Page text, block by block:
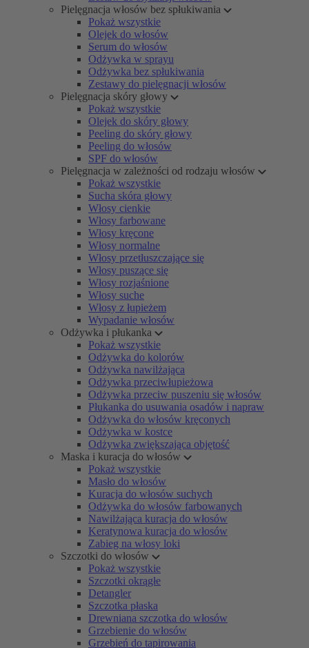
Pielęgnacja włosów bez spłukiwania
Pokaż wszystkie
Olejek do włosów
Serum do włosów
Odżywka w sprayu
Odżywka bez spłukiwania
Zestawy do pielęgnacji włosów
Pielęgnacja skóry głowy
Pokaż wszystkie
Olejek do skóry głowy
Peeling do skóry głowy
Peeling do włosów
SPF do włosów
Pielęgnacja w zależności od rodzaju włosów
Pokaż wszystkie
Sucha skóra głowy
Włosy cienkie
Włosy farbowane
Włosy kręcone
Włosy normalne
Włosy przetłuszczające się
Włosy puszące się
Włosy rozjaśnione
Włosy suche
Włosy z łupieżem
Wypadanie włosów
Odżywka i płukanka
Pokaż wszystkie
Odżywka do kolorów
Odżywka nawilżająca
Odżywka przeciwłupieżowa
Odżywka przeciw puszeniu się włosów
Płukanka do usuwania osadów i napraw
Odżywka do włosów kręconych
Odżywka w kostce
Odżywka zwiększająca objętość
Maska i kuracja do włosów
Pokaż wszystkie
Masło do włosów
Kuracja do włosów suchych
Odżywka do włosów farbowanych
Nawilżająca kuracja do włosów
Keratynowa kuracja do włosów
Zabieg na włosy loki
Szczotki do włosów
Pokaż wszystkie
Szczotki okrągłe
Detangler
Szczotka płaska
Drewniana szczotka do włosów
Grzebienie do włosów
Grzebień do tapirowania